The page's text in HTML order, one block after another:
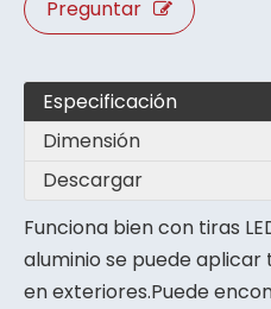
Preguntar
Especificación
Dimensión
Descargar
Funciona bien con tiras
aluminio se puede
en exteriores.Puede